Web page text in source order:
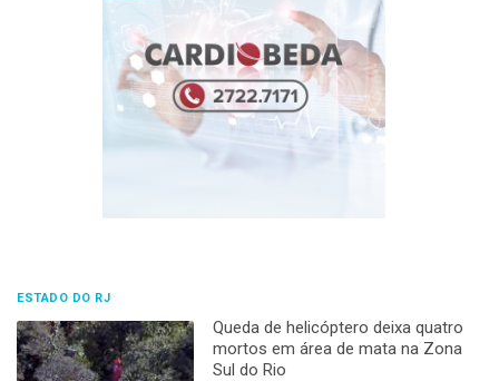
ESTADO DO RJ
Queda de helicóptero deixa quatro
mortos em área de mata na Zona
Sul do Rio